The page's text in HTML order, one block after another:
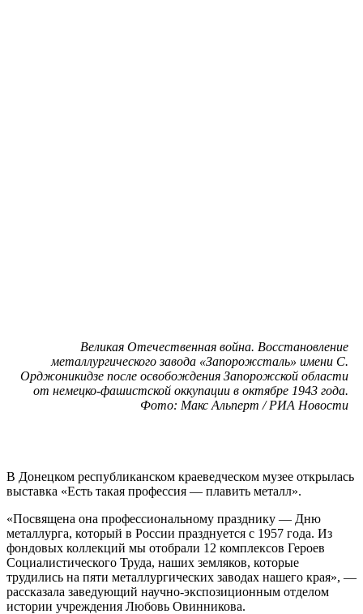
Великая Отечественная война. Восстановление
металлургического завода «Запорожсталь» имени С.
Орджоникидзе после освобождения Запорожской области
от немецко-фашистской оккупации в октябре 1943 года.
Фото: Макс Альперт / РИА Новости
В Донецком республиканском краеведческом музее открылась
выставка «Есть такая профессия — плавить металл».
«Посвящена она профессиональному празднику — Дню
металлурга, который в России празднуется с 1957 года. Из
фондовых коллекций мы отобрали 12 комплексов Героев
Социалистического Труда, наших земляков, которые
трудились на пяти металлургических заводах нашего края», —
рассказала заведующий научно-экспозиционным отделом
истории учреждения Любовь Овинникова.